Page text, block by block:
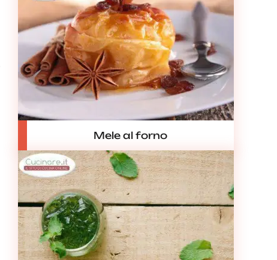
Mele al forno